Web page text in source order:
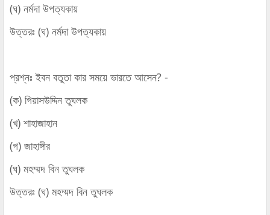
(ঘ) নর্মদা উপত্যকায়
উত্তরঃ (ঘ) নর্মদা উপত্যকায়
প্রশ্নঃ ইবন বতুতা কার সময়ে ভারতে আসেন? -
(ক) গিয়াসউদ্দিন তুঘলক
(খ) শাহাজাহান
(গ) জাহাঙ্গীর
(ঘ) মহম্মদ বিন তুঘলক
উত্তরঃ (ঘ) মহম্মদ বিন তুঘলক